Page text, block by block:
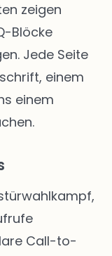
zeigen
Blöcke
Jede Seite
einem
einem
Call-to-